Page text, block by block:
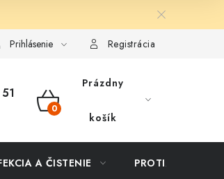
Vernostný program Moja objednávka
Prihlásenie Registrácia
NÁKUPNÝ
Prázdny
košík
A ČISTENIE